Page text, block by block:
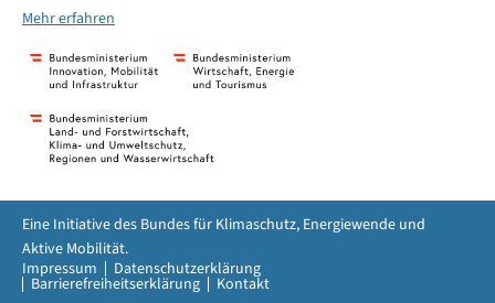
Mehr erfahren
Impressum Datenschutzerklärung
Barrierefreiheitserklärung Kontakt
Eine Initiative des Bundes für Klimaschutz, Energiewende und
Aktive Mobilität.